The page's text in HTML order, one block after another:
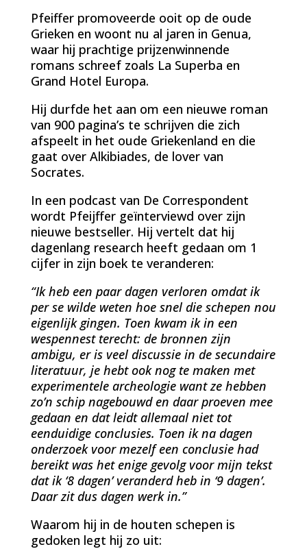
Pfeiffer promoveerde ooit op de oude
Grieken en woont nu al jaren in Genua,
waar hij prachtige prijzenwinnende
romans schreef zoals La Superba en
Grand Hotel Europa.
Hij durfde het aan om een nieuwe roman
van 900 pagina’s te schrijven die zich
afspeelt in het oude Griekenland en die
gaat over Alkibiades, de lover van
Socrates.
In een podcast van De Correspondent
wordt Pfeijffer geïnterviewd over zijn
nieuwe bestseller. Hij vertelt dat hij
dagenlang research heeft gedaan om 1
cijfer in zijn boek te veranderen:
“Ik heb een paar dagen verloren omdat ik
per se wilde weten hoe snel die schepen nou
eigenlijk gingen. Toen kwam ik in een
wespennest terecht: de bronnen zijn
ambigu, er is veel discussie in de secundaire
literatuur, je hebt ook nog te maken met
experimentele archeologie want ze hebben
zo’n schip nagebouwd en daar proeven mee
gedaan en dat leidt allemaal niet tot
eenduidige conclusies. Toen ik na dagen
onderzoek voor mezelf een conclusie had
bereikt was het enige gevolg voor mijn tekst
dat ik ‘8 dagen’ veranderd heb in ‘9 dagen’.
Daar zit dus dagen werk in.”
Waarom hij in de houten schepen is
gedoken legt hij zo uit: